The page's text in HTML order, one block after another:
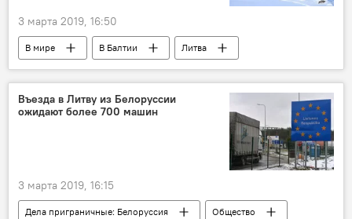
3 марта 2019, 16:50
В мире В Балтии
Литва
Прибалтика
RB Rail
Rail Baltica
Евросоюз (ЕС)
Строительство Rail Baltica
Въезда в Литву из Белоруссии
ожидают более 700 машин
3 марта 2019, 16:15
Дела приграничные: Белоруссия
Общество